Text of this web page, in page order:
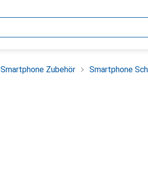
Smartphone Zubehör Smartphone